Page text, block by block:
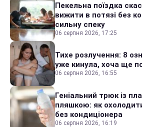
Пекельна поїздка
вижити в потязі без
сильну спеку
06 серпня 2026, 17:25
Тихе розлучення: 8
уже кинула, хоча ще
06 серпня 2026, 16:55
Геніальний трюк із
пляшкою: як
без кондиціонера
06 серпня 2026, 16:19